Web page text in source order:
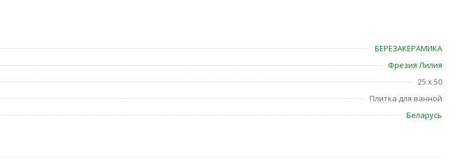
БЕРЕЗАКЕРАМИКА
Фрезия Лилия
25 x 50
Плитка для ванной
Беларусь